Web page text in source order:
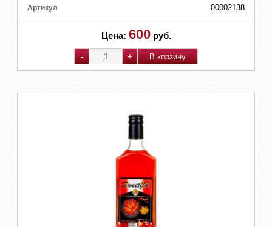
Артикул 00002138
Цена: 600 руб.